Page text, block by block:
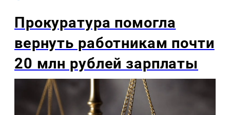
Прокуратура помогла
вернуть работникам почти
20 млн рублей зарплаты